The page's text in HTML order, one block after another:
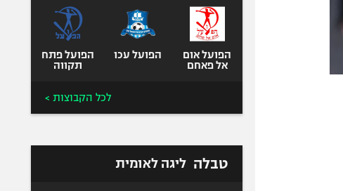
הפועל אום
אל פאחם
הפועל עכו
הפועל פתח
תקווה
לכל הקבוצות >
טבלה ליגה לאומית